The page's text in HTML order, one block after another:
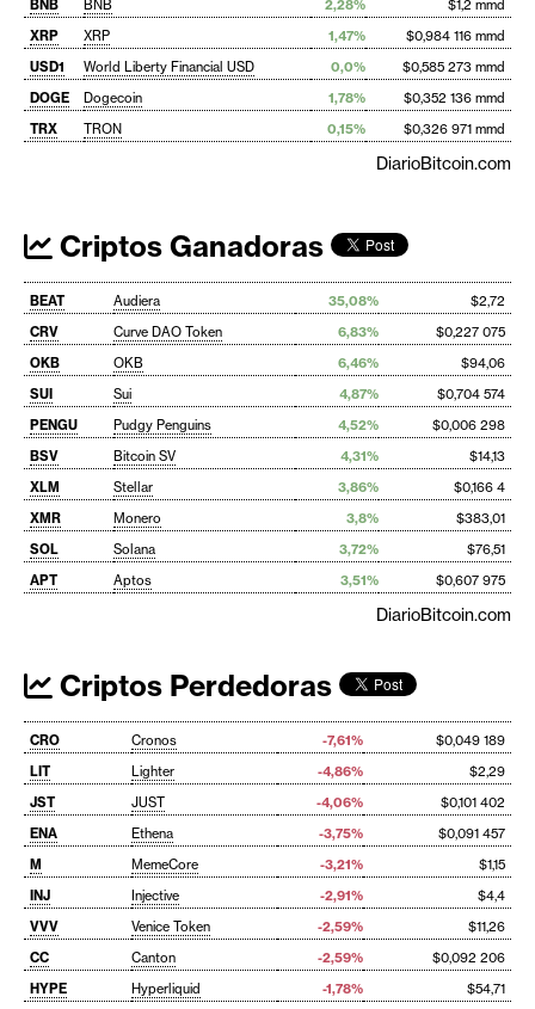
BNB BNB 2,28%
$1,2 mmd
XRP
XRP 1,47%
$0,984 116 mmd
USD1
World Liberty Financial USD 0,0%
$0,585 273 mmd
DOGE
Dogecoin 1,78%
$0,352 136 mmd
TRX
TRON 0,15% $0,326 971 mmd
DiarioBitcoin.com
Criptos Ganadoras
BEAT Audiera 35,08%
$2,72
CRV
Curve DAO Token 6,83%
$0,227 075
OKB
OKB 6,46%
$94,06
SUI
Sui 4,87%
$0,704 574
PENGU
Pudgy Penguins 4,52%
$0,006 298
BSV
Bitcoin SV 4,31%
$14,13
XLM
Stellar 3,86%
$0,166 4
XMR
Monero 3,8%
$383,01
SOL
Solana 3,72%
$76,51
APT
Aptos 3,51% $0,607 975
DiarioBitcoin.com
Criptos Perdedoras
CRO Cronos -7,61%
$0,049 189
LIT
Lighter -4,86%
$2,29
JST
JUST -4,06%
$0,101 402
ENA
Ethena -3,75%
$0,091 457
M
MemeCore -3,21%
$1,15
INJ
Injective -2,91%
$4,4
VVV
Venice Token -2,59%
$11,26
CC
Canton -2,59%
$0,092 206
HYPE
Hyperliquid -1,78%
$54,71